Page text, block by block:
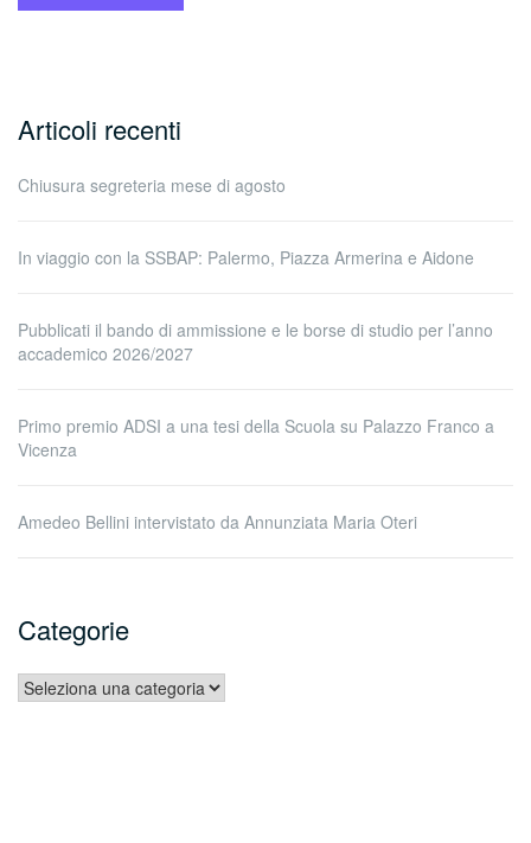
Articoli recenti
Chiusura segreteria mese di agosto
In viaggio con la SSBAP: Palermo, Piazza Armerina e Aidone
Pubblicati il bando di ammissione e le borse di studio per l’anno
accademico 2026/2027
Primo premio ADSI a una tesi della Scuola su Palazzo Franco a
Vicenza
Amedeo Bellini intervistato da Annunziata Maria Oteri
Categorie